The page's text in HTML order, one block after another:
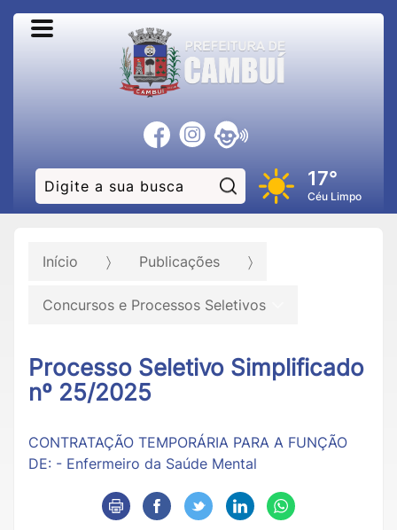
Pesquisar:17°
Céu Limpo
Início Publicações
Concursos e Processos Seletivos
Processo Seletivo Simplificado
nº 25/2025
CONTRATAÇÃO TEMPORÁRIA PARA A FUNÇÃO
DE: - Enfermeiro da Saúde Mental